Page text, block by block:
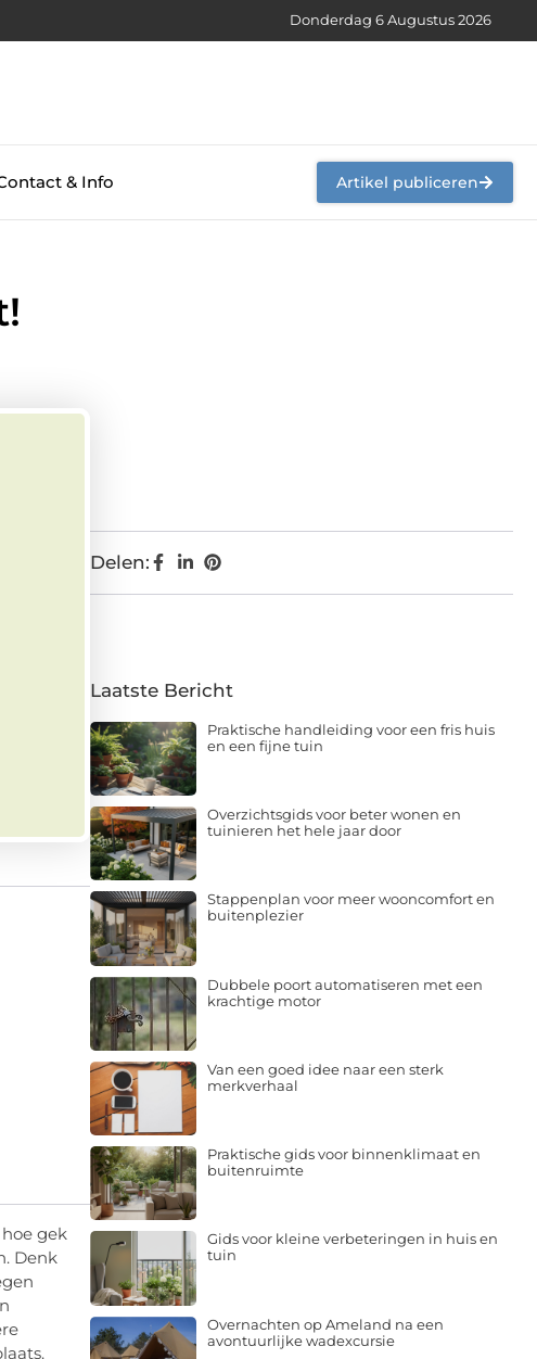
Donderdag 6 Augustus 2026
& Info Artikel publiceren
gek
Denk
Delen:
Laatste Bericht
Praktische handleiding voor een fris huis
en een fijne tuin
Overzichtsgids voor beter wonen en
tuinieren het hele jaar door
Stappenplan voor meer wooncomfort en
buitenplezier
Dubbele poort automatiseren met een
krachtige motor
Van een goed idee naar een sterk
merkverhaal
Praktische gids voor binnenklimaat en
buitenruimte
Gids voor kleine verbeteringen in huis en
tuin
Overnachten op Ameland na een
avontuurlijke wadexcursie